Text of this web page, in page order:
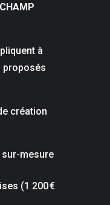
à
proposés
création
mesure
(1 200 €